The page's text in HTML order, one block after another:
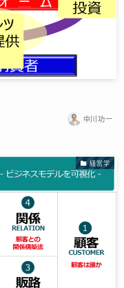
中川功一
経営学